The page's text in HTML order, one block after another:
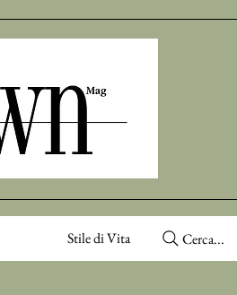
Stile di Vita Cerca...